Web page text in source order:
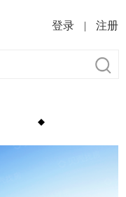
登录 | 注册